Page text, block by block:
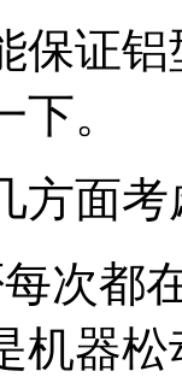
证铝
。
面考
都在
机器松